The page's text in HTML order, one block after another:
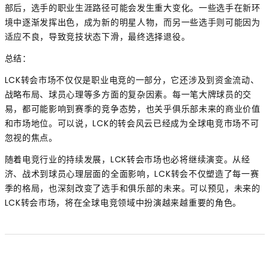
部后，选手的职业生涯路径可能会发生重大变化。一些选手在新环
境中逐渐发挥出色，成为新的明星人物，而另一些选手则可能因为
适应不良，导致竞技状态下滑，最终选择退役。
总结：
LCK转会市场不仅仅是职业电竞的一部分，它还涉及到资金流动、
战略布局、球员心理等多方面的复杂因素。每一笔大牌球员的交
易，都可能影响到赛季的竞争态势，也关乎俱乐部未来的商业价值
和市场地位。可以说，LCK的转会风云已经成为全球电竞市场不可
忽视的焦点。
随着电竞行业的持续发展，LCK转会市场也必将继续演变。从经
济、战术到球员心理层面的全面影响，LCK转会不仅塑造了每一赛
季的格局，也深刻改变了选手和俱乐部的未来。可以预见，未来的
LCK转会市场，将在全球电竞领域中扮演越来越重要的角色。